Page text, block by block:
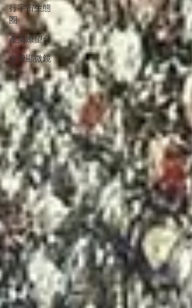
行宇宙生態
圈
產業瞭望台
企管顯微鏡